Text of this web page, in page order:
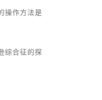
操作方法是
综合征的探